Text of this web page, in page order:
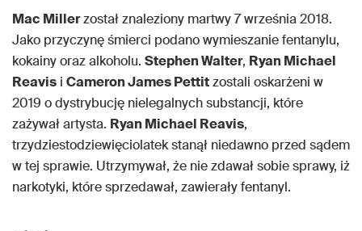
Mac Millerzostał znaleziony martwy 7 września 2018.
Jako przyczynę śmierci podano wymieszanie fentanylu,
kokainy oraz alkoholu. Stephen Walter, Ryan Michael
Reavis i Cameron James Pettitzostali oskarżeni w
2019 o dystrybucję nielegalnych substancji, które
zażywał artysta. Ryan Michael Reavis,
trzydziestodziewięciolatek stanął niedawno przed sądem
w tej sprawie. Utrzymywał, że nie zdawał sobie sprawy, iż
narkotyki, które sprzedawał, zawierały fentanyl.